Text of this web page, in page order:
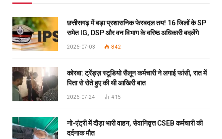
छत्तीसगढ़ में बड़ा प्रशासनिक फेरबदल तय! 16 जिलों के SP
समेत IG, DSP और वन विभाग के वरिष्ठ अधिकारी बदलेंगे
2026-07-03 842
कोरबा: ट्रेंड्ज़ स्टूडियो सैलून कर्मचारी ने लगाई फांसी, रात में
पिता से रोते हुए की थी आखिरी बात
2026-07-24 415
नो-एंट्री में दौड़ा भारी वाहन, सेवानिवृत्त CSEB कर्मचारी की
दर्दनाक मौत